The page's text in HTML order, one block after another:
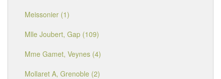
Meissonier (1)
Mlle Joubert, Gap (109)
Mme Gamet, Veynes (4)
Mollaret A, Grenoble (2)